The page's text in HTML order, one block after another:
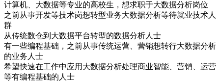
计算机、大数据等专业的高校生，想求职于大数据分析岗位
之前从事开发等技术岗想转型业务大数据分析等待就业技术人
群
从传统数仓到大数据平台转型的数据分析人士
有一些编程基础，之前从事传统运营、营销想转行大数据分析
的业务人士
希望快速在工作中应用大数据分析处理商业智能、营销、运营
等有编程基础的人士